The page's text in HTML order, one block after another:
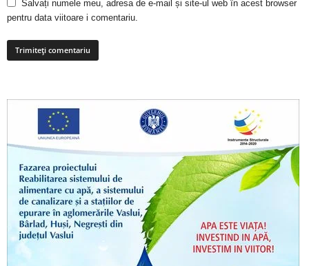
Salvați numele meu, adresa de e-mail și site-ul web în acest browser
pentru data viitoare i comentariu.